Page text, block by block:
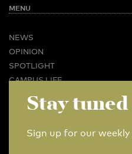
MENU
NEWS
OPINION
SPOTLIGHT
CAMPUS LIFE
BUSINESS & CAREER
Stay tuned
Sign up for our